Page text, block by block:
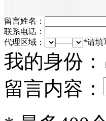
留言姓名：
联系电话：
代理区域：
—— *请填
我的身份：
留言内容：